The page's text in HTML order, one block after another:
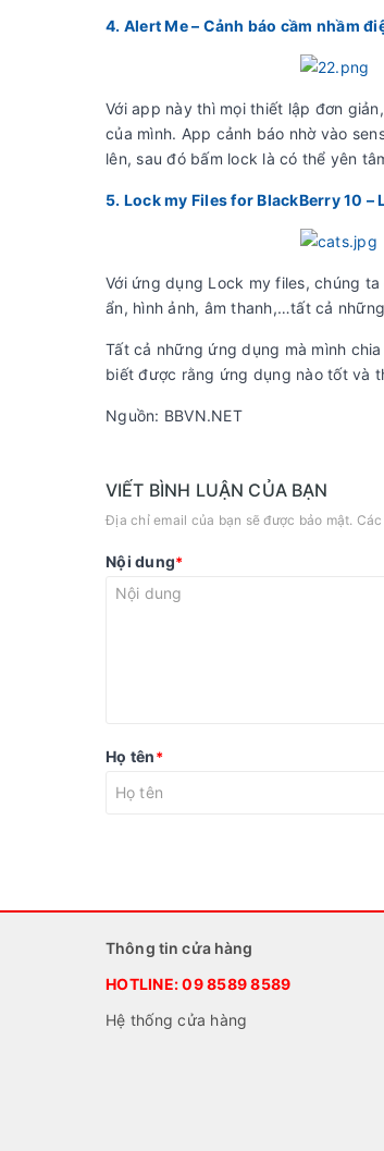
4. Alert Me – Cảnh báo cầm nhầm
Với app này thì mọi thiết lập đơn
của mình. App cảnh báo nhờ vào
lên, sau đó bấm lock là có thể yên
5. Lock my Files for BlackBerry 10
Với ứng dụng Lock my files, chúng
ẩn, hình ảnh, âm thanh,…tất cả
Tất cả những ứng dụng mà mình
biết được rằng ứng dụng nào tốt và
Nguồn: BBVN.NET
VIẾT BÌNH LUẬN CỦA BẠN
Địa chỉ email của bạn sẽ được bảo mật.
Nội dung*
Họ tên*
Thông tin cửa hàng
HOTLINE:09 8589 8589
Hệ thống cửa hàng